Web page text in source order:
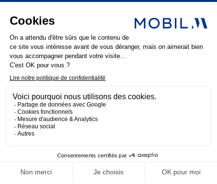
Mobil M & Vous
Nos offres d’emploi
Actualités
FAQ
Mentions légales